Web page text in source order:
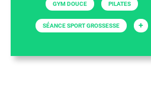
GYM DOUCE PILATES
SÉANCE SPORT GROSSESSE +